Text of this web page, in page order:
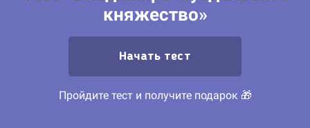
княжество»
Начать тест
Пройдите тест и получите подарок 🎁